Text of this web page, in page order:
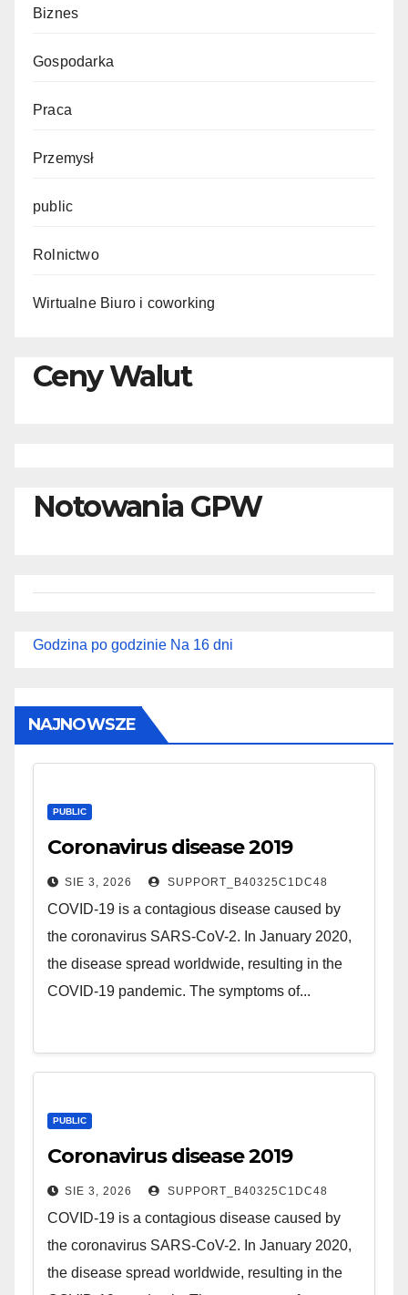
Biznes
Gospodarka
Praca
Przemysł
public
Rolnictwo
Wirtualne Biuro i coworking
Ceny Walut
Notowania GPW
Godzina po godzinie Na 16 dni
NAJNOWSZE
PUBLIC
Coronavirus disease 2019
SIE 3, 2026 SUPPORT_B40325C1DC48
COVID-19 is a contagious disease caused by
the coronavirus SARS-CoV-2. In January 2020,
the disease spread worldwide, resulting in the
COVID-19 pandemic. The symptoms of...
PUBLIC
Coronavirus disease 2019
SIE 3, 2026 SUPPORT_B40325C1DC48
COVID-19 is a contagious disease caused by
the coronavirus SARS-CoV-2. In January 2020,
the disease spread worldwide, resulting in the